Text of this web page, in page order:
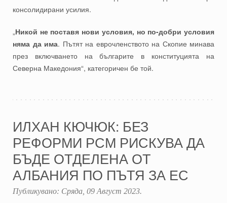
консолидирани усилия.
„Никой не поставя нови условия, но по-добри условия
няма да има. Пътят на еврочленството на Скопие минава
през включването на българите в конституцията на
Северна Македония“, категоричен бе той.
ИЛХАН КЮЧЮК: БЕЗ
РЕФОРМИ РСМ РИСКУВА ДА
БЪДЕ ОТДЕЛЕНА ОТ
АЛБАНИЯ ПО ПЪТЯ ЗА ЕС
Публикувано: Сряда, 09 Август 2023.